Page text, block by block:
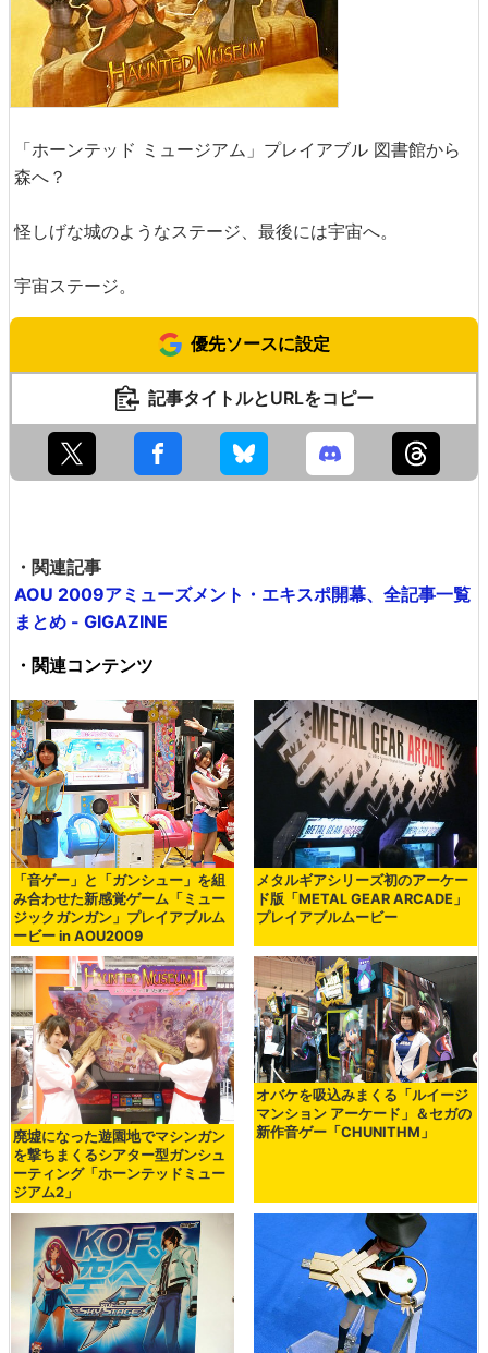
「ホーンテッド ミュージアム」プレイアブル 図書館から
森へ？
怪しげな城のようなステージ、最後には宇宙へ。
宇宙ステージ。
優先ソースに設定
記事タイトルとURLをコピー
・関連記事
AOU 2009アミューズメント・エキスポ開幕、全記事一覧
まとめ - GIGAZINE
・関連コンテンツ
「音ゲー」と「ガンシュー」を組
み合わせた新感覚ゲーム「ミュー
ジックガンガン」プレイアブルム
ービー in AOU2009
メタルギアシリーズ初のアーケー
ド版「METAL GEAR ARCADE」
プレイアブルムービー
廃墟になった遊園地でマシンガン
を撃ちまくるシアター型ガンシュ
ーティング「ホーンテッドミュー
ジアム2」
オバケを吸込みまくる「ルイージ
マンション アーケード」＆セガの
新作音ゲー「CHUNITHM」